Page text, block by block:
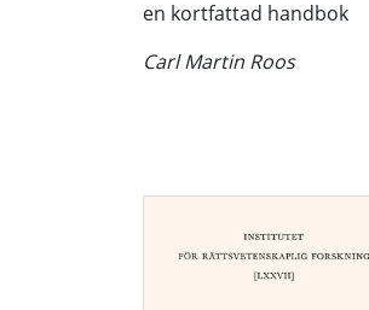
en kortfattad handbok
Carl Martin Roos